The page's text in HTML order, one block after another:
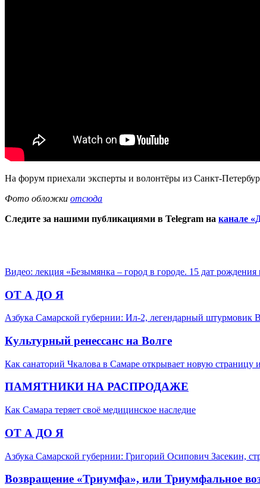
На форум приехали эксперты и волонтёры из Санкт-
Фото обложки отсюда
Следите за нашими публикациями в Telegram на канале
Видео: лекция «Безымянка – город в городе. 15 дат
ОТ А ДО Я
Азбука Самарской губернии: Ил-2, легендарный штурмовик
Культурный ренессанс на Волге
Как санаторий Чкалова в Самаре открывает новую страницу
ПАМЯТНИКИ НА РАСПРОДАЖЕ
Как Самара теряет своё медицинское наследие
ОТ А ДО Я
Азбука Самарской губернии: Григорий Осипович Засекин,
Возвращение «Триумфа», или Триумфальное